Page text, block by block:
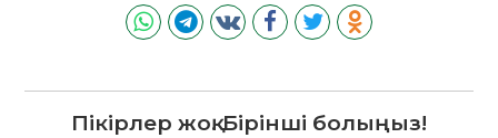
Пікірлер жоқ. Бірінші болыңыз!